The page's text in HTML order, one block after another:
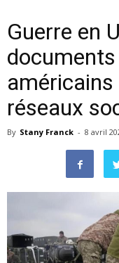
Guerre en
réseaux
By Stany Franck - 8 avril